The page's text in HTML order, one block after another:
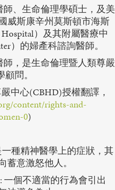
師、生命倫理學碩士，及美
威斯康辛州莫斯頓市海斯
）及其附屬醫療中
）的婦產科諮詢醫師。
，是生命倫理暨人類尊嚴
問。
中心(CBHD)授權翻譯，
content/rights-and-
0)
種精神醫學上的症狀，其
意激怒他人。
個不適當的行為會引出